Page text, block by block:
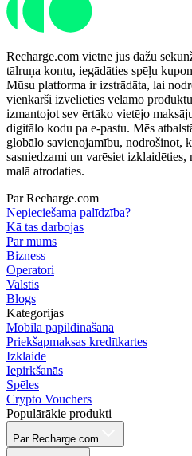
Recharge.com vietnē jūs dažu
tālruņa kontu, iegādāties spēļu
Mūsu platforma ir izstrādāta, lai
vienkārši izvēlieties vēlamo
izmantojot sev ērtāko vietējo
digitālo kodu pa e-pastu. Mēs
globālo savienojamību, nodrošinot,
sasniedzami un varēsiet
malā atrodaties.
Par Recharge.com
Nepieciešama palīdzība?
Kā tas darbojas
Par mums
Bizness
Operatori
Valstis
Blogs
Kategorijas
Mobilā papildināšana
Priekšapmaksas kredītkartes
Izklaide
Iepirkšanās
Spēles
Crypto Vouchers
Populārākie produkti
Par Recharge.com